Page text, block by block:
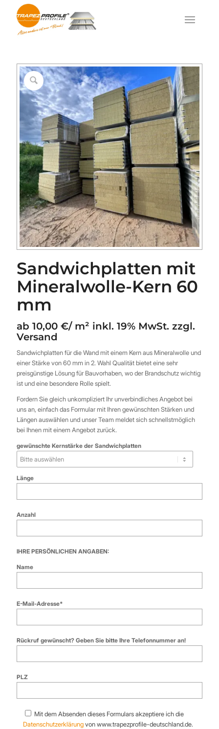
Sandwichplatten mit
Mineralwolle-Kern 60
mm
ab 10,00 €/ m² inkl. 19% MwSt. zzgl.
Versand
Sandwichplatten für die Wand mit einem Kern aus Mineralwolle und
einer Stärke von 60 mm in 2. Wahl Qualität bietet eine sehr
preisgünstige Lösung für Bauvorhaben, wo der Brandschutz wichtig
ist und eine besondere Rolle spielt.
Fordern Sie gleich unkompliziert Ihr unverbindliches Angebot bei
uns an, einfach das Formular mit Ihren gewünschten Stärken und
Längen auswählen und unser Team meldet sich schnellstmöglich
bei Ihnen mit einem Angebot zurück.
gewünschte Kernstärke der Sandwichplatten
Länge
Anzahl
IHRE PERSÖNLICHEN ANGABEN:
Name
E-Mail-Adresse*
Rückruf gewünscht? Geben Sie bitte Ihre Telefonnummer an!
PLZ
Mit dem Absenden dieses Formulars akzeptiere ich die
Datenschutzerklärungvon www.trapezprofile-deutschland.de.